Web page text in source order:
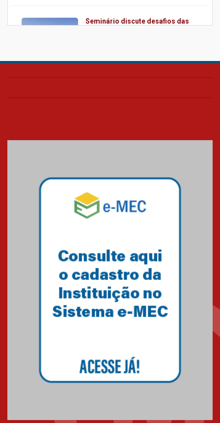
Seminário discute desafios das
2026
Como os pais podem investir na
Transformadora reúne docentes
para debater inovação e desafios
da educação superior
04.08.2026
finalista do Prêmio Jabuti com
obra sobre ética e arquitetura
contemporânea